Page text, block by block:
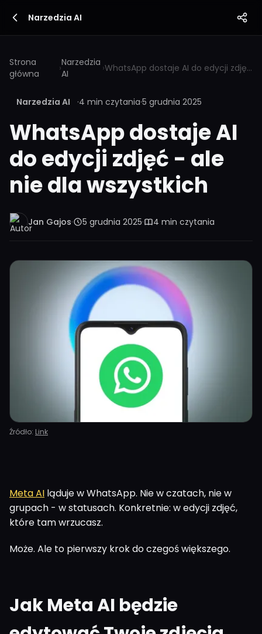
Narzedzia AI
Strona
główna
›Narzedzia
AI
› WhatsApp dostaje AI do edycji zdjęć - ale nie dla wszystkich
Narzedzia AI ·4 min czytania·5 grudnia 2025
WhatsApp dostaje AI
do edycji zdjęć - ale
nie dla wszystkich
Jan Gajos· 5 grudnia 2025· 4 min czytania
Źródło: Link
Meta AI ląduje w WhatsApp. Nie w czatach, nie w
grupach - w statusach. Konkretnie: w edycji zdjęć,
które tam wrzucasz.
Może. Ale to pierwszy krok do czegoś większego.
Jak Meta AI będzie